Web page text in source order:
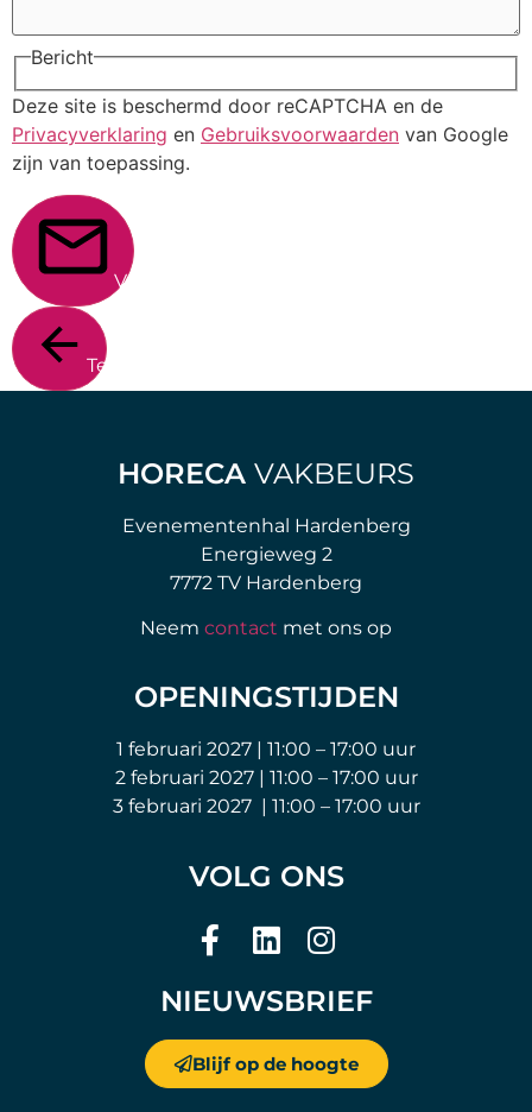
Bericht
Deze site is beschermd door reCAPTCHA en de
Privacyverklaring en Gebruiksvoorwaarden van Google
zijn van toepassing.
Verstuur
Terug
HORECA VAKBEURS
Evenementenhal Hardenberg
Energieweg 2
7772 TV Hardenberg
Neem contact met ons op
OPENINGSTIJDEN
1 februari 2027 | 11:00 – 17:00 uur
2 februari 2027 | 11:00 – 17:00 uur
3 februari 2027 | 11:00 – 17:00 uur
VOLG ONS
NIEUWSBRIEF
Blijf op de hoogte